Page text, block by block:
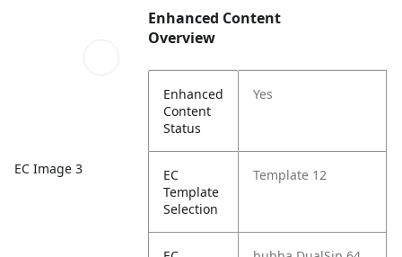
EC Image 3
Enhanced Content
Overview
Enhanced
Content
Status
Yes
EC
Template
Selection
Template 12